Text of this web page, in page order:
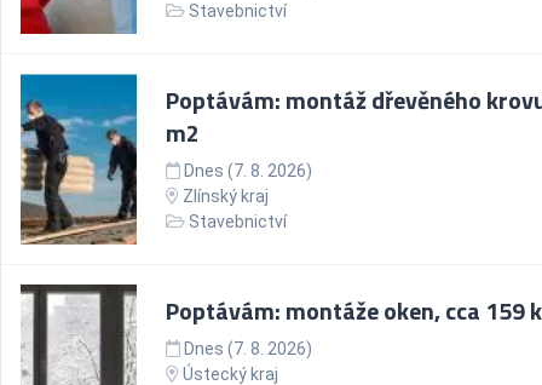
Stavebnictví
Poptávám: montáž dřevěného
m2
Dnes (7. 8. 2026)
Zlínský kraj
Stavebnictví
Poptávám: montáže oken, cca 159
Dnes (7. 8. 2026)
Ústecký kraj